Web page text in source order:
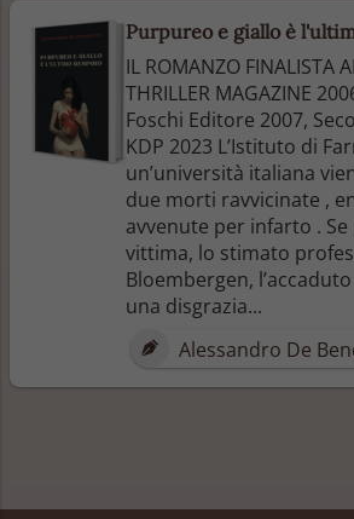
Purpureo e giallo è
IL ROMANZO FINALISTA
THRILLER MAGAZINE
Foschi Editore 2007,
KDP 2023 L’Istituto di
un’università italiana
due morti ravvicinate ,
avvenute per infarto .
vittima, lo stimato
Bloembergen,
una disgrazia...
Alessandro De